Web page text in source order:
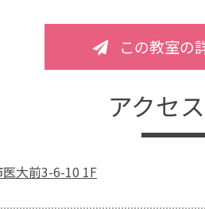
この教室の
アクセ
大前3-6-10 1F